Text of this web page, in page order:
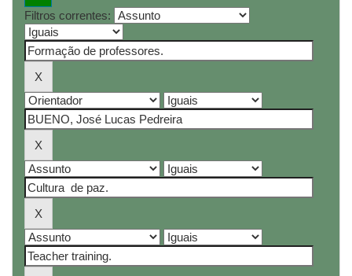
Filtros correntes: